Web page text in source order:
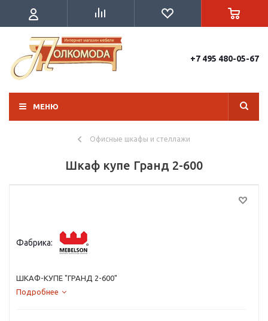
+7 495 480-05-67
МЕНЮ
Офисные шкафы и стеллажи
Шкаф купе Гранд 2-600
Фабрика:
ШКАФ-КУПЕ "ГРАНД 2-600"
Подробнее